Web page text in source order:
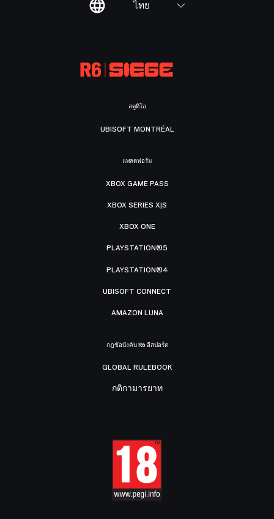
ไทย
สตูดิโอ
UBISOFT MONTRÉAL
แพลตฟอร์ม
XBOX GAME PASS
XBOX SERIES X|S
XBOX ONE
PLAYSTATION®5
PLAYSTATION®4
UBISOFT CONNECT
AMAZON LUNA
กฎข้อบังคับ R6 อีสปอร์ต
GLOBAL RULEBOOK
กติกามารยาท